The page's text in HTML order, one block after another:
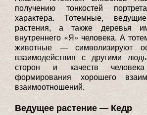
получению тонкостей
характера. Тотемные,
растения, а также деревья
внутреннего «Я» человека. А
животные — символизируют
взаимодействия с другими
сторон и качеств
формирования хорошего
взаимоотношений.
Ведущее растение — Кедр